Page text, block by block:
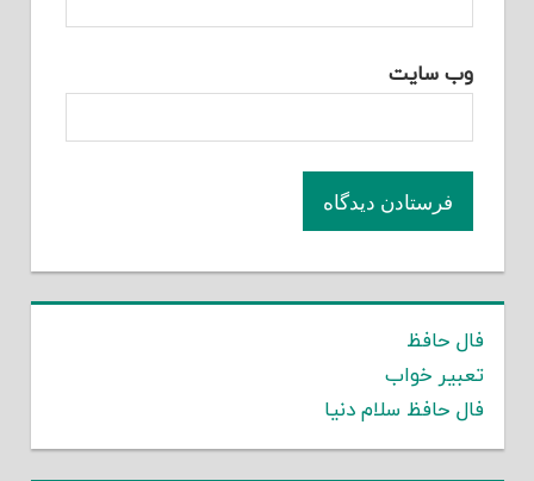
وب‌ سایت
فال حافظ
تعبیر خواب
فال حافظ سلام دنیا